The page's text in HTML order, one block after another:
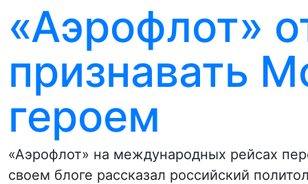
«Аэрофлот»
признавать
героем
«Аэрофлот» на международных рейсах
своем блоге рассказал российский